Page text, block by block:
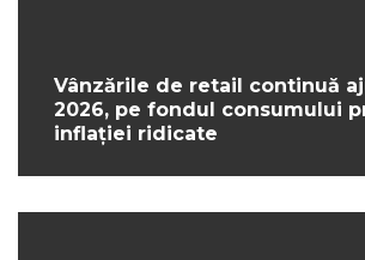
Vânzările de retail continuă
2026, pe fondul consumului
inflației ridicate